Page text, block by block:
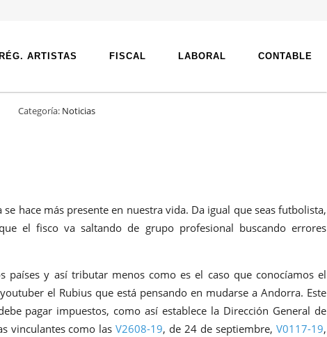
RÉG. ARTISTAS FISCAL LABORAL CONTABLE
Categoría: Noticias
hace más presente en nuestra vida. Da igual que seas futbolista,
el fisco va saltando de grupo profesional buscando errores
y así tributar menos como es el caso que conocíamos el
el Rubius que está pensando en mudarse a Andorra. Este
pagar impuestos, como así establece la Dirección General de
vinculantes como lasV2608-19, de 24 de septiembre, V0117-19,